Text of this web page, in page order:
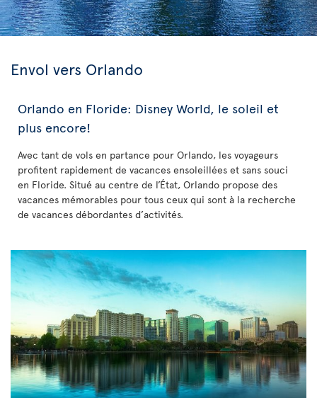
Envol vers Orlando
Orlando en Floride: Disney World, le soleil et
plus encore!
Avec tant de vols en partance pour Orlando, les voyageurs
profitent rapidement de vacances ensoleillées et sans souci
en Floride. Situé au centre de l’État, Orlando propose des
vacances mémorables pour tous ceux qui sont à la recherche
de vacances débordantes d’activités.